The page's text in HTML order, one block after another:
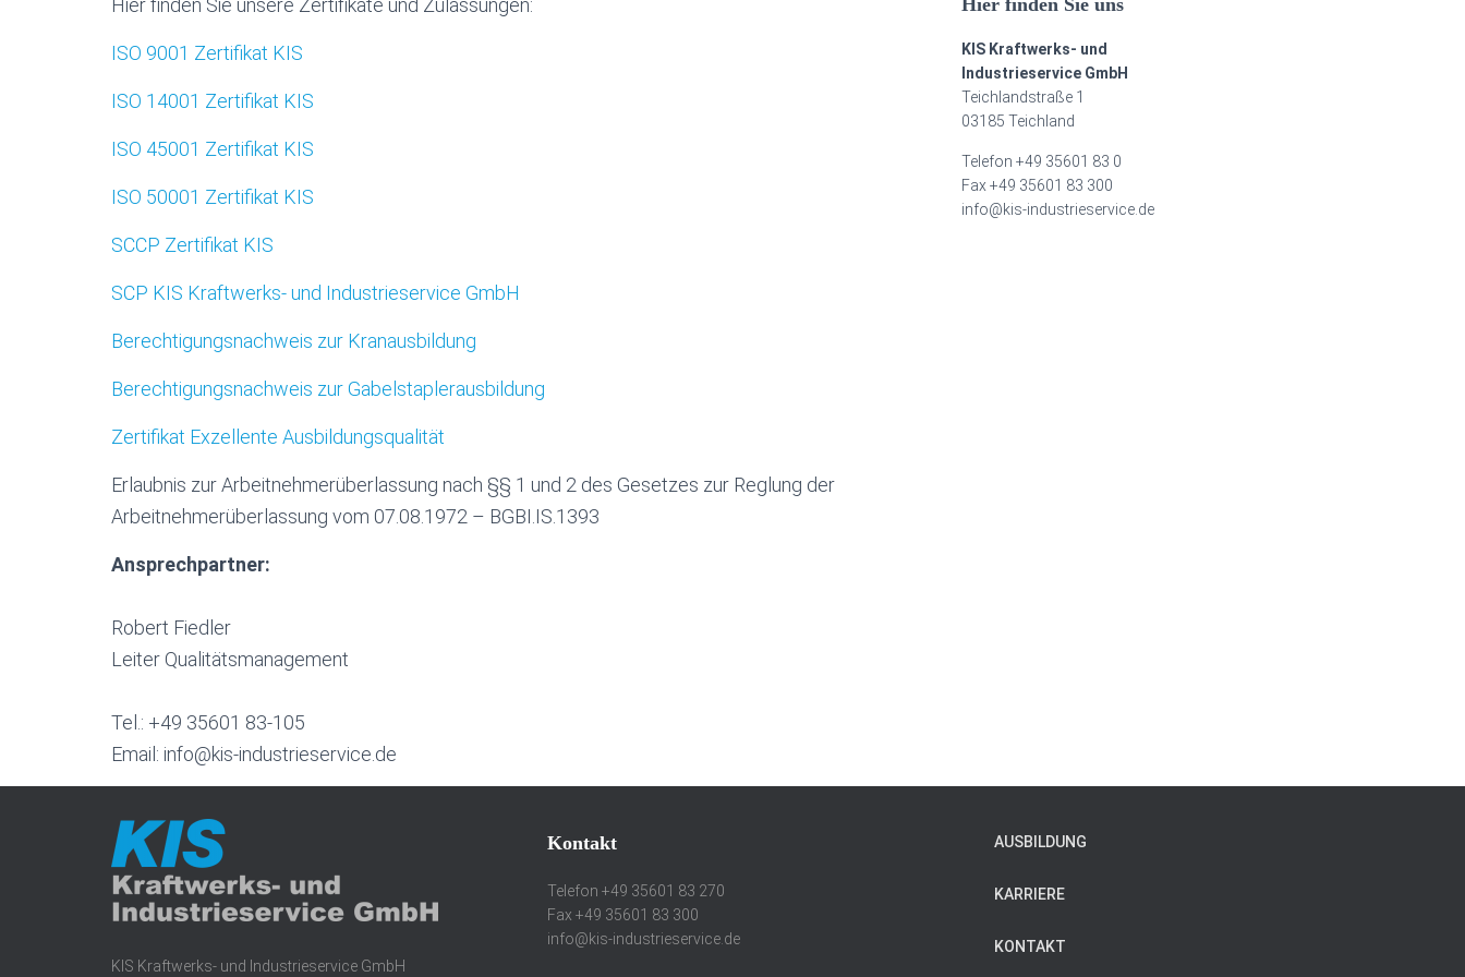
Hier finden Sie unsere Zertifikate und Zulassungen:
ISO 9001 Zertifikat KIS
ISO 14001 Zertifikat KIS
ISO 45001 Zertifikat KIS
ISO 50001 Zertifikat KIS
SCCP Zertifikat KIS
SCP KIS Kraftwerks- und Industrieservice GmbH
Berechtigungsnachweis zur Kranausbildung
Berechtigungsnachweis zur Gabelstaplerausbildung
Zertifikat Exzellente Ausbildungsqualität
Erlaubnis zur Arbeitnehmerüberlassung nach §§ 1 und 2 des Gesetzes zur Reglung der
Arbeitnehmerüberlassung vom 07.08.1972 – BGBI.IS.1393
Ansprechpartner:
Robert Fiedler
Leiter Qualitätsmanagement
Tel.: +49 35601 83-105
Email: info@kis-industrieservice.de
Hier finden Sie uns
KIS Kraftwerks- und
Industrieservice GmbH
Teichlandstraße 1
03185 Teichland
Telefon +49 35601 83 0
Fax +49 35601 83 300
info@kis-industrieservice.de
KIS Kraftwerks- und Industrieservice GmbH
Kontakt
Telefon +49 35601 83 270
Fax +49 35601 83 300
info@kis-industrieservice.de
AUSBILDUNG
KARRIERE
KONTAKT